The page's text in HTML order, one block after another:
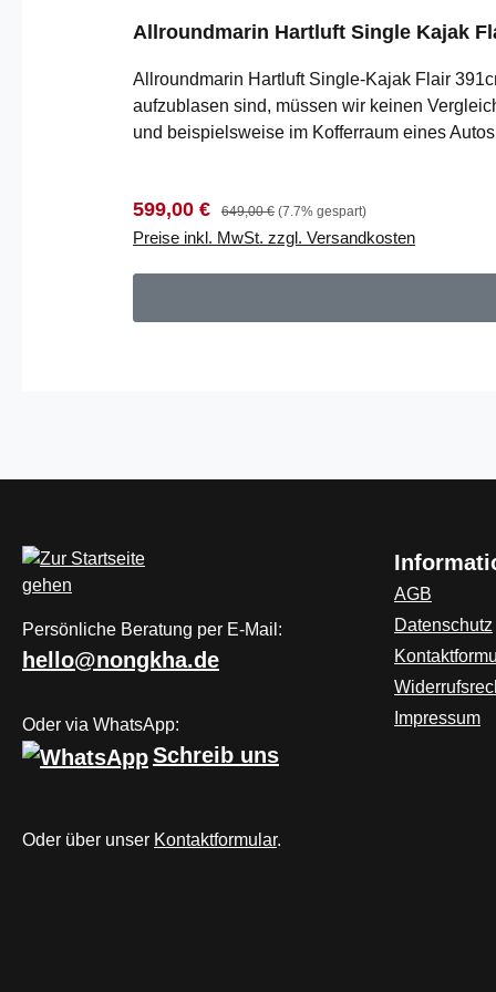
Allroundmarin Hartluft Single Kajak
Allroundmarin Hartluft Single-Kajak Flair
aufzublasen sind, müssen wir keinen
und beispielsweise im Kofferraum eines
DoppelhubpumpeAlgelmeine Infos:Kajak:
Sitz: 15kgLuftkammern: 2+1Max. Anzahl
Verkaufspreis:
599,00 € Regulärer Preis:
649,00 € (7.7% gespart)
Preise inkl. MwSt. zzgl. Versandkosten
Persönliche Beratung per E-Mail:
hello@nongkha.de
Oder via WhatsApp:
Schreib uns
Oder über unser Kontaktformular.
AGB
Datenschutz
Impressum